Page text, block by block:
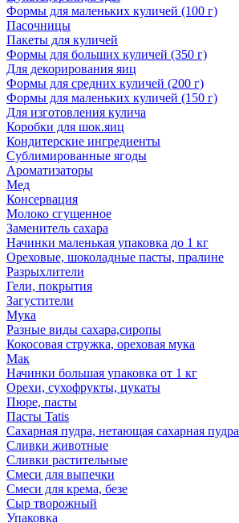
Формы для маленьких куличей (100 г)
Пасочницы
Пакеты для куличей
Формы для больших куличей (350 г)
Для декорирования яиц
Формы для средних куличей (200 г)
Формы для маленьких куличей (150 г)
Для изготовления кулича
Коробки для шок.яиц
Кондитерские ингредиенты
Сублимированные ягоды
Ароматизаторы
Мед
Консервация
Молоко сгущенное
Заменитель сахара
Начинки маленькая упаковка до 1 кг
Ореховые, шоколадные пасты, пралине
Разрыхлители
Гели, покрытия
Загустители
Мука
Разные виды сахара,сиропы
Кокосовая стружка, ореховая мука
Мак
Начинки большая упаковка от 1 кг
Орехи, сухофрукты, цукаты
Пюре, пасты
Пасты Tatis
Сахарная пудра, нетающая сахарная пудра
Сливки животные
Сливки растительные
Смеси для выпечки
Смеси для крема, безе
Сыр творожный
Упаковка